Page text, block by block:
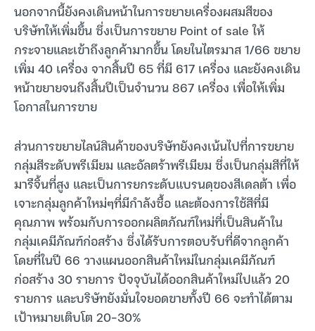
นอกจากนี้ยังคงเดินหน้าในการขยายเครื่องผสมสีของ
บริษัทให้เพิ่มขึ้น ซึ่งเป็นการขยาย Point of sale ให้
กระจายและเข้าถึงลูกค้ามากขึ้น โดยในไตรมาส 1/66 ขยาย
เพิ่ม 40 เครื่อง จากสิ้นปี 65 ที่มี 617 เครื่อง และยังคงเดิน
หน้าขยายจนถึงสิ้นปีเป็นจำนวน 867 เครื่อง เพื่อให้เพิ่ม
โอกาสในการขาย
ส่วนการขยายไลน์สินค้าของบริษัทยังคงเน้นไปที่การขยาย
กลุ่มสีระดับพรีเมียม และอัลตร้าพรีเมียม ซึ่งเป็นกลุ่มสีที่ให้
มารืจิ้นที่สูง และเป็นการยกระดับแบรนดฺของสีเดลต้า เพื่อ
เจาะกลุ่มลูกค้าใหม่ๆที่มีกำลังซื้อ และต้องการใช้สีที่มี
คุณภาพ พร้อมกับการออกผลิตภัณฑ์ใหม่ที่เป็นสินค้าใน
กลุ่มเคมีภัณฑ์ก่อสร้าง ซึ่งได้รับการตอบรับที่ดีจากลูกค้า
โดยที่ในปี 66 วางแผนออกสินค้าใหม่ในกลุ่มเคมีภัณฑ์
ก่อสร้าง 30 รายการ ปัจจุบันได้ออกสินค้าใหม่ไปแล้ว 20
รายการ และบริษัทยังมั่นใจยอดขายทั้งปี 66 จะทำได้ตาม
เป้าหมายเติบโต 20-30%